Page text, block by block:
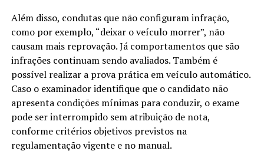
Além disso, condutas que não configuram infração,
como por exemplo, “deixar o veículo morrer”, não
causam mais reprovação. Já comportamentos que são
infrações continuam sendo avaliados. Também é
possível realizar a prova prática em veículo automático.
Caso o examinador identifique que o candidato não
apresenta condições mínimas para conduzir, o exame
pode ser interrompido sem atribuição de nota,
conforme critérios objetivos previstos na
regulamentação vigente e no manual.